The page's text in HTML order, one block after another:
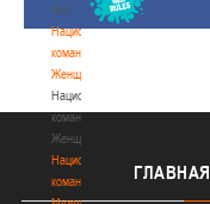
3х3
Национальная
команда.
Женщины
Национальная
команда.
Женщины
Национальная
команда.
ГЛАВНАЯ